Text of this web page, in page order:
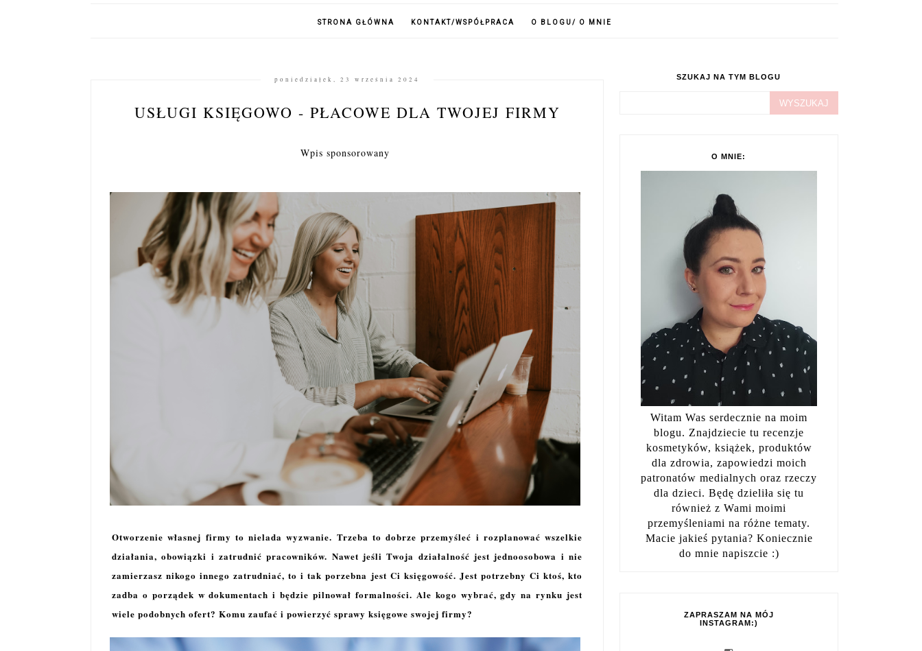
STRONA GŁÓWNA KONTAKT/WSPÓŁPRACA O BLOGU/ O MNIE
poniedziałek, 23 września 2024
USŁUGI KSIĘGOWO - PŁACOWE DLA TWOJEJ FIRMY
Wpis sponsorowany
Otworzenie własnej firmy to nielada wyzwanie. Trzeba to dobrze przemyśleć i rozplanować wszelkie
działania, obowiązki i zatrudnić pracowników. Nawet jeśli Twoja działalność jest jednoosobowa i nie
zamierzasz nikogo innego zatrudniać, to i tak porzebna jest Ci księgowość. Jest potrzebny Ci ktoś, kto
zadba o porządek w dokumentach i będzie pilnował formalności. Ale kogo wybrać, gdy na rynku jest
wiele podobnych ofert? Komu zaufać i powierzyć sprawy księgowe swojej firmy?
SZUKAJ NA TYM BLOGU
O MNIE:
Witam Was serdecznie na moim
blogu. Znajdziecie tu recenzje
kosmetyków, książek, produktów
dla zdrowia, zapowiedzi moich
patronatów medialnych oraz rzeczy
dla dzieci. Będę dzieliła się tu
również z Wami moimi
przemyśleniami na różne tematy.
Macie jakieś pytania? Koniecznie
do mnie napiszcie :)
ZAPRASZAM NA MÓJ
INSTAGRAM:)